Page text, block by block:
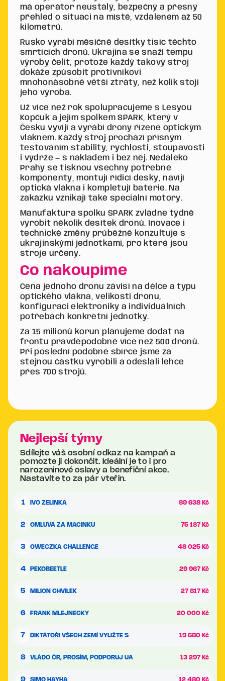
má operátor neustálý, bezpečný a přesný
přehled o situaci na místě, vzdáleném až 50
kilometrů.
Rusko vyrábí měsíčně desítky tisíc těchto
smrtících dronů. Ukrajina se snaží tempu
výroby čelit, protože každý takový stroj
dokáže způsobit protivníkovi
mnohonásobně větší ztráty, než kolik stojí
jeho výroba.
Už více než rok spolupracujeme s Lesyou
Kopčuk a jejím spolkem SPARK, který v
Česku vyvíjí a vyrábí drony řízené optickým
vláknem. Každý stroj prochází přísným
testováním stability, rychlosti, stoupavosti
i výdrže — s nákladem i bez něj. Nedaleko
Prahy se tisknou všechny potřebné
komponenty, montují řídicí desky, navíjí
optická vlákna i kompletují baterie. Na
zakázku vznikají také speciální motory.
Manufaktura spolku SPARK zvládne týdně
vyrobit několik desítek dronů. Inovace i
technické změny průběžně konzultuje s
ukrajinskými jednotkami, pro které jsou
stroje určeny.
Co nakoupíme
Cena jednoho dronu závisí na délce a typu
optického vlákna, velikosti dronu,
konfiguraci elektroniky a individuálních
potřebách konkrétní jednotky.
Za 15 milionů korun plánujeme dodat na
frontu pravděpodobně více než 500 dronů.
Při poslední podobné sbírce jsme za
stejnou částku vyrobili a odeslali lehce
přes 700 strojů.
Nejlepší týmy
Sdílejte váš osobní odkaz na kampaň a
pomozte ji dokončit. Ideální je to i pro
narozeninové oslavy a benefiční akce.
Nastavíte to za pár vteřin.
1 IVO ZELINKA 89 638 Kč
2 OMLUVA ZA MACINKU 75 187 Kč
3 OWECZKA CHALLENGE 48 025 Kč
4 PEKOBEETLE 29 967 Kč
5 MILION CHVILEK 27 817 Kč
6 FRANK MLEJNECKY 20 000 Kč
7 DIKTÁTOŘI VŠECH ZEMÍ VYLIŽTE S 19 680 Kč
8 VLÁDO ČR, PROSÍM, PODPORUJ UA 13 297 Kč